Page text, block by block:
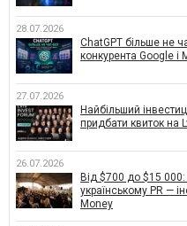
28.07.2026
ChatGPT більше не
конкурента Google і
27.07.2026
Найбільший
придбати квиток на
26.07.2026
Від $700 до $15 000:
українському PR —
Money